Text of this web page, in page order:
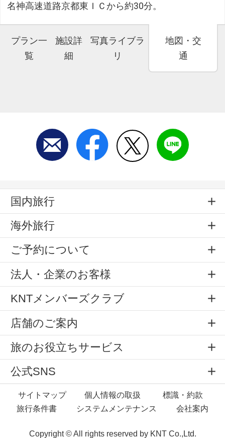
名神高速道路京都東ＩＣから約30分。
プラン一
覧
施設詳
細
写真ライブラ
リ
地図・交
通
国内旅行
海外旅行
ご予約について
法人・企業のお客様
KNTメンバーズクラブ
店舗のご案内
旅のお役立ちサービス
公式SNS
サイトマップ 個人情報の取扱
標識・約款
旅行条件書
システムメンテナンス 会社案内
Copyright © All rights reserved by KNT Co.,Ltd.